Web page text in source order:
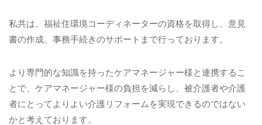
長年に渡り社会で活躍されたお年寄りが懐かしい唱歌や
童謡に涙し、喜んで頂く光景を見て、まるで、自分の祖
またこの笑顔を見たい、この笑顔でい続けてもらいた
い。そう思と、この演奏会 をずっと続けていかなくて
は、と強く感じさせられます。
私共は、福祉住環境コーディネーターの資格を取得し、意見
書の作成、事務手続きのサポートまで行っております。
より専門的な知識を持ったケアマネージャー様と連携するこ
とで、ケアマネージャー様の負担を減らし、被介護者や介護
者にとってよりよい介護リフォームを実現できるのではない
かと考えております。